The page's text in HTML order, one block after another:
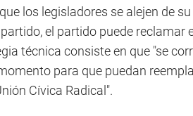
los legisladores se alejen de
el partido puede reclamar
técnica consiste en que "se
para que puedan
Cívica Radical".